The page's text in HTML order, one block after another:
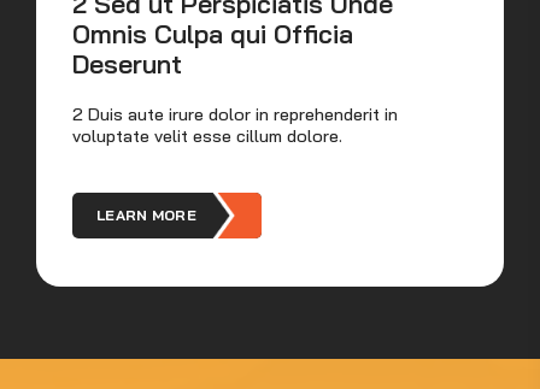
Omnis Culpa qui Officia
Deserunt
2 Duis aute irure dolor in reprehenderit in
voluptate velit esse cillum dolore.
LEARN MORE